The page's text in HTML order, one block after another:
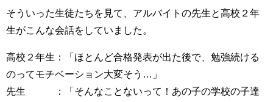
そういった生徒たちを見て、アルバイトの先生と高校２年
生がこんな会話をしていました。
高校２年生：「ほとんど合格発表が出た後で、勉強続ける
のってモチベーション大変そう…」
先生 ：「そんなことないって！あの子の学校の子達